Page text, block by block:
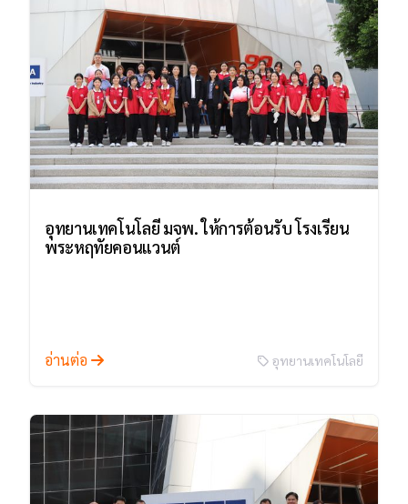
อุทยานเทคโนโลยี มจพ. ให้การต้อนรับ โรงเรียน
พระหฤทัยคอนแวนต์
อ่านต่อ อุทยานเทคโนโลยี